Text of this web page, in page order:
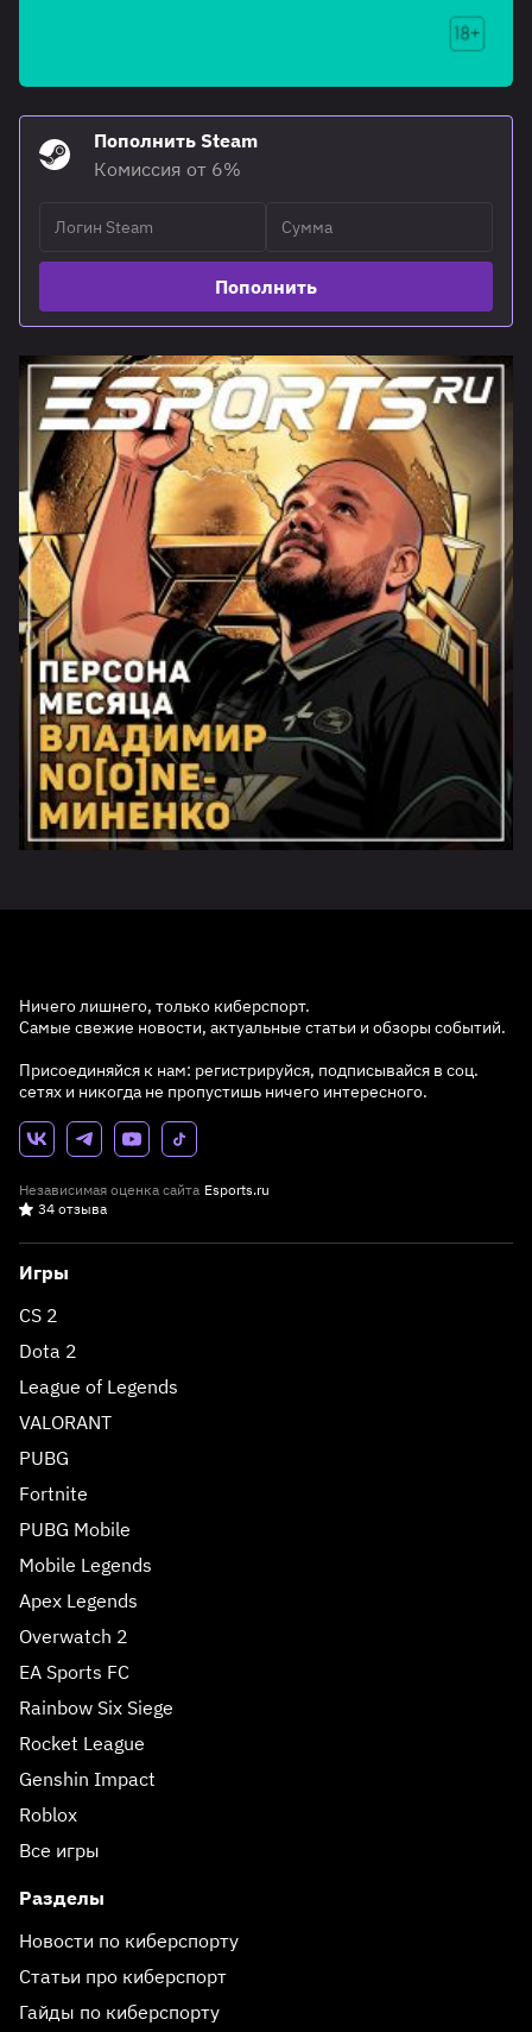
Пополнить Steam
Комиссия от 6%
Пополнить
Ничего лишнего, только киберспорт.
Самые свежие новости, актуальные статьи и обзоры событий.
Присоединяйся к нам: регистрируйся, подписывайся в соц.
сетях и никогда не пропустишь ничего интересного.
Независимая оценка сайта Esports.ru
34 отзыва
Игры
CS 2
Dota 2
League of Legends
VALORANT
PUBG
Fortnite
PUBG Mobile
Mobile Legends
Apex Legends
Overwatch 2
EA Sports FC
Rainbow Six Siege
Rocket League
Genshin Impact
Roblox
Все игры
Разделы
Новости по киберспорту
Статьи про киберспорт
Гайды по киберспорту